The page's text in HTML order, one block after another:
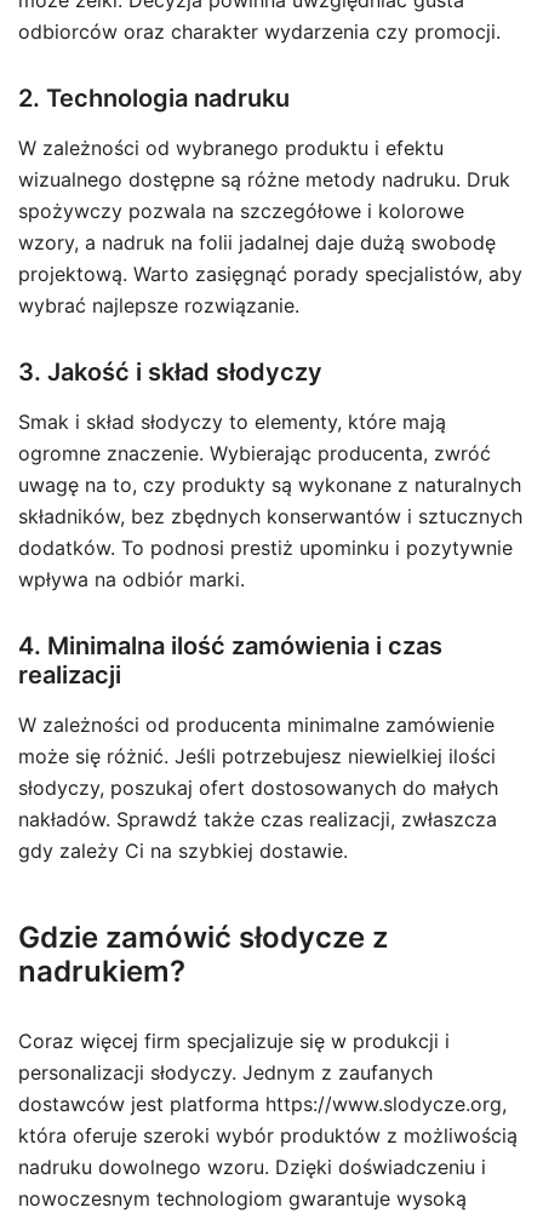
odbiorców oraz charakter wydarzenia czy promocji.
2. Technologia nadruku
W zależności od wybranego produktu i efektu
wizualnego dostępne są różne metody nadruku. Druk
spożywczy pozwala na szczegółowe i kolorowe
wzory, a nadruk na folii jadalnej daje dużą swobodę
projektową. Warto zasięgnąć porady specjalistów, aby
wybrać najlepsze rozwiązanie.
3. Jakość i skład słodyczy
Smak i skład słodyczy to elementy, które mają
ogromne znaczenie. Wybierając producenta, zwróć
uwagę na to, czy produkty są wykonane z naturalnych
składników, bez zbędnych konserwantów i sztucznych
dodatków. To podnosi prestiż upominku i pozytywnie
wpływa na odbiór marki.
4. Minimalna ilość zamówienia i czas
realizacji
W zależności od producenta minimalne zamówienie
może się różnić. Jeśli potrzebujesz niewielkiej ilości
słodyczy, poszukaj ofert dostosowanych do małych
nakładów. Sprawdź także czas realizacji, zwłaszcza
gdy zależy Ci na szybkiej dostawie.
Gdzie zamówić słodycze z
nadrukiem?
Coraz więcej firm specjalizuje się w produkcji i
personalizacji słodyczy. Jednym z zaufanych
dostawców jest platforma https://www.slodycze.org,
która oferuje szeroki wybór produktów z możliwością
nadruku dowolnego wzoru. Dzięki doświadczeniu i
nowoczesnym technologiom gwarantuje wysoką